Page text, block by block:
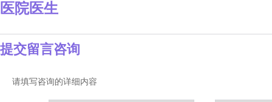
医院医生
提交留言咨询
请填写咨询的详细内容